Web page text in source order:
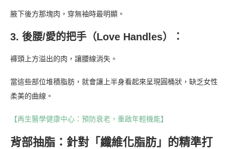
腋下後方那塊肉，穿無袖時最明顯。
3. 後腰/愛的把手（Love Handles）：
褲頭上方溢出的肉，讓腰線消失。
當這些部位堆積脂肪，就會讓上半身看起來呈現圓桶狀，缺乏女性
柔美的曲線。
【再生醫學健康中心：預防衰老，重啟年輕機能】
背部抽脂：針對「纖維化脂肪」的精準打